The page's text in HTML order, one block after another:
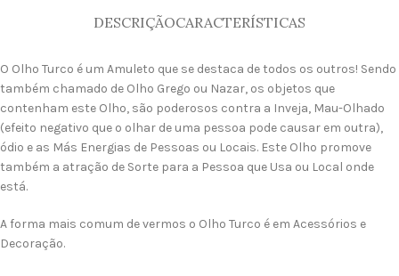
DESCRIÇÃOCARACTERÍSTICAS
O Olho Turco é um Amuleto que se destaca de todos os outros! Sendo
também chamado de Olho Grego ou Nazar, os objetos que
contenham este Olho, são poderosos contra a Inveja, Mau-Olhado
(efeito negativo que o olhar de uma pessoa pode causar em outra),
ódio e as Más Energias de Pessoas ou Locais. Este Olho promove
também a atração de Sorte para a Pessoa que Usa ou Local onde
está.
A forma mais comum de vermos o Olho Turco é em Acessórios e
Decoração.